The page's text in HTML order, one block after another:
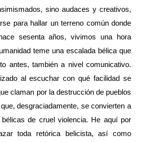
sino audaces y creativos,
para hallar un terreno común donde
sesenta años, vivimos una hora
teme una escalada bélica que
antes, también a nivel comunicativo.
al escuchar con qué facilidad se
claman por la destrucción de pueblos
desgraciadamente, se convierten a
de cruel violencia. He aquí por
toda retórica belicista, así como